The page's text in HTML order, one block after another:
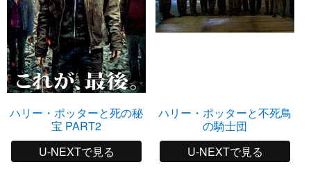
ハリー・ポッターと死の秘
宝 PART2
U-NEXTで見る
ハリー・ポッターと不死鳥
の騎士団
U-NEXTで見る